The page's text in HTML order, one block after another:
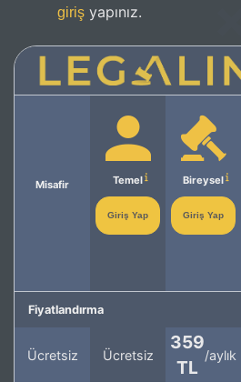
giriş yapınız.
Misafir Temel
Giriş Yap
Bireysel
Giriş Yap
Fiyatlandırma
Ücretsiz Ücretsiz
359
TL
/aylık